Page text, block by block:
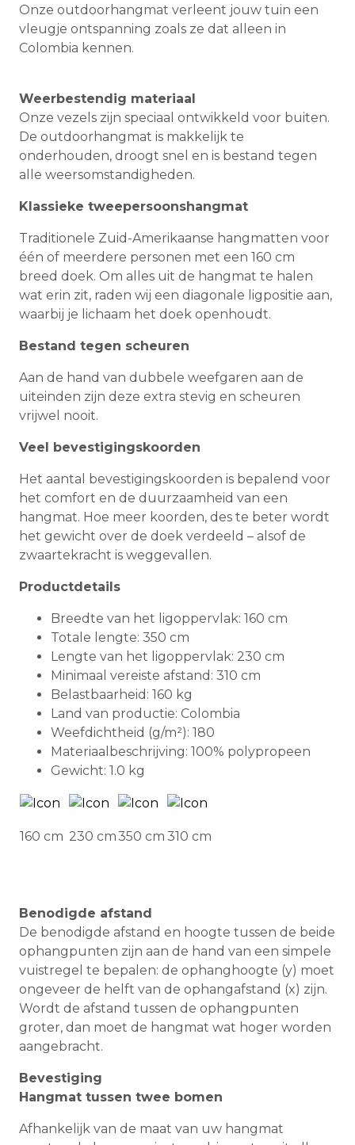
Onze outdoorhangmat verleent jouw tuin een
vleugje ontspanning zoals ze dat alleen in
Colombia kennen.
Weerbestendig materiaal
Onze vezels zijn speciaal ontwikkeld voor buiten.
De outdoorhangmat is makkelijk te
onderhouden, droogt snel en is bestand tegen
alle weersomstandigheden.
Klassieke tweepersoonshangmat
Traditionele Zuid-Amerikaanse hangmatten voor
één of meerdere personen met een 160 cm
breed doek. Om alles uit de hangmat te halen
wat erin zit, raden wij een diagonale ligpositie aan,
waarbij je lichaam het doek openhoudt.
Bestand tegen scheuren
Aan de hand van dubbele weefgaren aan de
uiteinden zijn deze extra stevig en scheuren
vrijwel nooit.
Veel bevestigingskoorden
Het aantal bevestigingskoorden is bepalend voor
het comfort en de duurzaamheid van een
hangmat. Hoe meer koorden, des te beter wordt
het gewicht over de doek verdeeld – alsof de
zwaartekracht is weggevallen.
Productdetails
Breedte van het ligoppervlak: 160 cm
Totale lengte: 350 cm
Lengte van het ligoppervlak: 230 cm
Minimaal vereiste afstand: 310 cm
Belastbaarheid: 160 kg
Land van productie: Colombia
Weefdichtheid (g/m²): 180
Materiaalbeschrijving: 100% polypropeen
Gewicht: 1.0 kg
160 cm 230 cm350 cm 310 cm
Benodigde afstand
De benodigde afstand en hoogte tussen de beide
ophangpunten zijn aan de hand van een simpele
vuistregel te bepalen: de ophanghoogte (y) moet
ongeveer de helft van de ophangafstand (x) zijn.
Wordt de afstand tussen de ophangpunten
groter, dan moet de hangmat wat hoger worden
aangebracht.
Bevestiging
Hangmat tussen twee bomen
Afhankelijk van de maat van uw hangmat